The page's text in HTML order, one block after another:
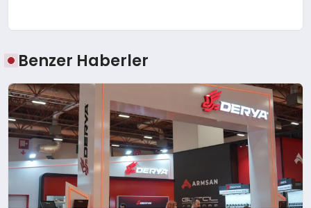
Benzer Haberler